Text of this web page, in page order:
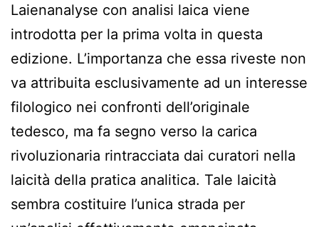
Laienanalyse con analisi laica viene
introdotta per la prima volta in questa
edizione. L’importanza che essa riveste non
va attribuita esclusivamente ad un interesse
filologico nei confronti dell’originale
tedesco, ma fa segno verso la carica
rivoluzionaria rintracciata dai curatori nella
laicità della pratica analitica. Tale laicità
sembra costituire l’unica strada per